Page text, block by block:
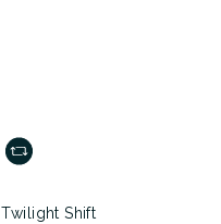
Shift